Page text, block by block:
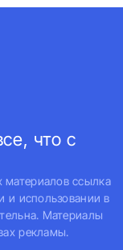
что с
ссылка
и использовании в
Материалы
рекламы.